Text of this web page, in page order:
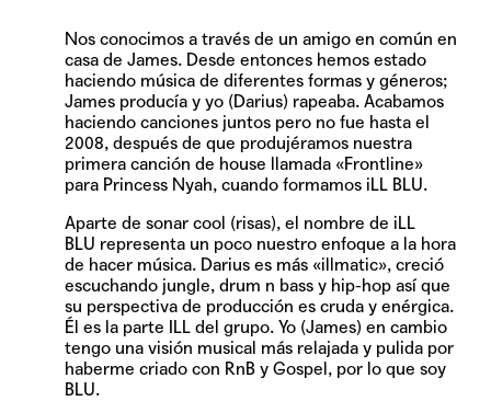
Nos conocimos a través de un amigo en común en
casa de James. Desde entonces hemos estado
haciendo música de diferentes formas y géneros;
James producía y yo (Darius) rapeaba. Acabamos
haciendo canciones juntos pero no fue hasta el
2008, después de que produjéramos nuestra
primera canción de house llamada «Frontline»
para Princess Nyah, cuando formamos iLL BLU.
Aparte de sonar cool (risas), el nombre de iLL
BLU representa un poco nuestro enfoque a la hora
de hacer música. Darius es más «illmatic», creció
escuchando jungle, drum n bass y hip-hop así que
su perspectiva de producción es cruda y enérgica.
Él es la parte ILL del grupo. Yo (James) en cambio
tengo una visión musical más relajada y pulida por
haberme criado con RnB y Gospel, por lo que soy
BLU.